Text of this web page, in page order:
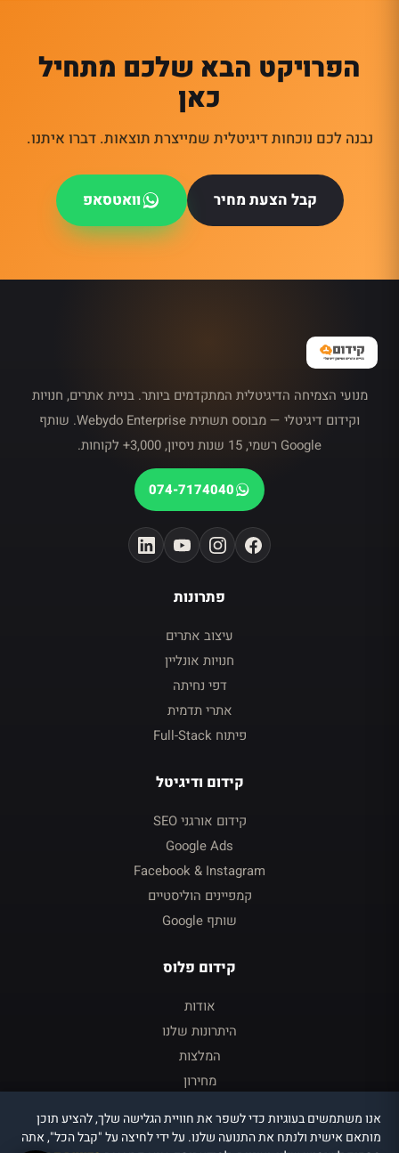
הפרויקט הבא שלכם מתחיל
כאן
נבנה לכם נוכחות דיגיטלית שמייצרת תוצאות. דברו איתנו.
קבל הצעת מחיר וואטסאפ
מנועי הצמיחה הדיגיטלית המתקדמים ביותר. בניית אתרים, חנויות
וקידום דיגיטלי — מבוסס תשתית Webydo Enterprise. שותף
Google רשמי, 15 שנות ניסיון, 3,000+ לקוחות.
074-7174040
פתרונות
עיצוב אתרים
חנויות אונליין
דפי נחיתה
אתרי תדמית
פיתוח Full-Stack
קידום ודיגיטל
קידום אורגני SEO
Google Ads
Facebook & Instagram
קמפיינים הוליסטיים
שותף Google
קידום פלוס
אודות
היתרונות שלנו
המלצות
מחירון
כניסה ללקוחות
אנו משתמשים בעוגיות כדי לשפר את חוויית הגלישה שלך, להציע תוכן
מותאם אישית ולנתח את התנועה שלנו. על ידי לחיצה על "קבל הכל", אתה